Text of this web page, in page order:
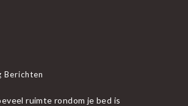
Berichten
ruimte rondom je bed is